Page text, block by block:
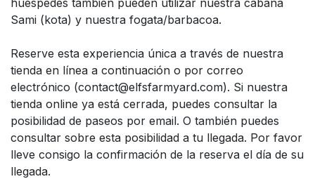
Sami (kota) y nuestra fogata/barbacoa.
Reserve esta experiencia única a través de nuestra
tienda en línea a continuación o por correo
electrónico (contact@elfsfarmyard.com). Si nuestra
tienda online ya está cerrada, puedes consultar la
posibilidad de paseos por email. O también puedes
consultar sobre esta posibilidad a tu llegada. Por favor
lleve consigo la confirmación de la reserva el día de su
llegada.